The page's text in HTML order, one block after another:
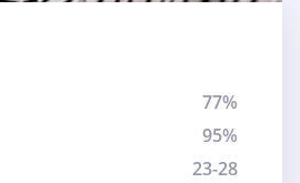
77%
95%
23-28